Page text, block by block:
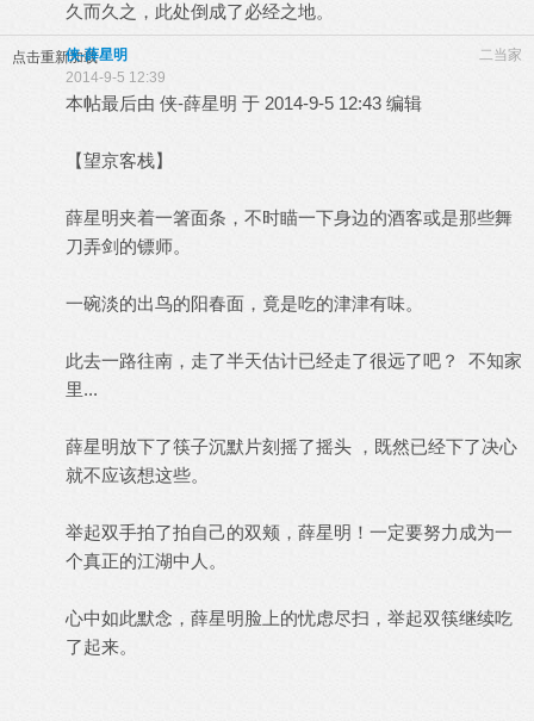
久而久之，此处倒成了必经之地。
点击重新加载 二当家
侠-薛星明
2014-9-5 12:39
本帖最后由 侠-薛星明 于 2014-9-5 12:43 编辑
【望京客栈】
薛星明夹着一箸面条，不时瞄一下身边的酒客或是那些舞
刀弄剑的镖师。
一碗淡的出鸟的阳春面，竟是吃的津津有味。
此去一路往南，走了半天估计已经走了很远了吧？ 不知家
里...
薛星明放下了筷子沉默片刻摇了摇头 ，既然已经下了决心
就不应该想这些。
举起双手拍了拍自己的双颊，薛星明！一定要努力成为一
个真正的江湖中人。
心中如此默念，薛星明脸上的忧虑尽扫，举起双筷继续吃
了起来。